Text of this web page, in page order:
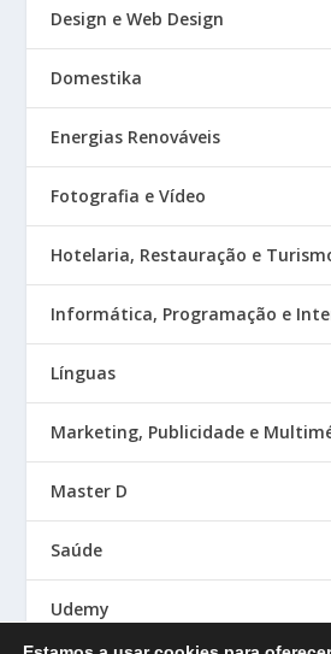
Design e Web Design
Domestika
Energias Renováveis
Fotografia e Vídeo
Hotelaria, Restauração e
Informática, Programação e
Línguas
Marketing, Publicidade e
Master D
Saúde
Udemy